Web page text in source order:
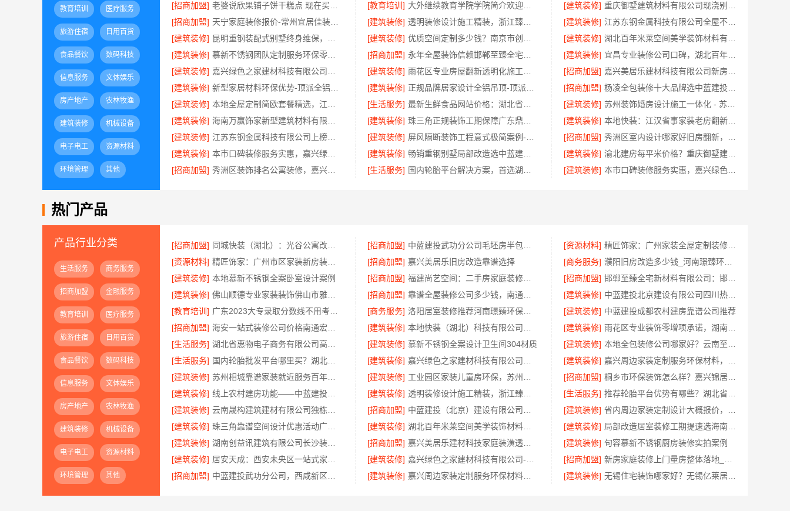
教育培训 医疗服务
旅游住宿 日用百货
食品餐饮 数码科技
信息服务 文体娱乐
房产地产 农林牧渔
建筑装修 机械设备
电子电工 资源材料
环境管理 其他
[招商加盟]
[教育培训] [建筑装修]
[招商加盟]
[建筑装修] [建筑装修]
江苏东钢金属科技有限公司全屋不锈钢定制生产商本地
[建筑装修]
[建筑装修] [建筑装修]
[建筑装修]
[招商加盟] [建筑装修]
宜昌专业装修公司口碑，湖北百年米莱空间美学装饰材料有限公司
[建筑装修]
[建筑装修] [招商加盟]
[建筑装修]
[建筑装修] [招商加盟]
杨凌全包装修十大品牌选中蓝建投（北京）建设有限公司武功分公司
[建筑装修]
[生活服务] [建筑装修]
苏州装饰婚房设计施工一体化 - 苏州兔哥哥智装新材料有限公司
[建筑装修]
[建筑装修] [建筑装修]
本地快装：江汉省事家装老房翻新，拎包入住
[建筑装修]
[建筑装修] [招商加盟]
[建筑装修]
[建筑装修] [建筑装修]
渝北建房每平米价格？重庆御墅建筑材料有限公司环保材料
[招商加盟]
[生活服务] [建筑装修]
热门产品
产品行业分类
生活服务 商务服务
招商加盟 金融服务
教育培训 医疗服务
旅游住宿 日用百货
食品餐饮 数码科技
信息服务 文体娱乐
房产地产 农林牧渔
建筑装修 机械设备
电子电工 资源材料
环境管理 其他
[招商加盟] [招商加盟] [资源材料]
精匠饰家：广州家装全屋定制装修专家
[资源材料]
[招商加盟] 嘉兴美居乐旧房改造靠谱选择 [商务服务]
濮阳旧房改造多少钱_河南璟臻环保建材有限公司
[建筑装修] 本地慕新不锈钢全案卧室设计案例 [招商加盟] [招商加盟]
邯郸至臻全宅新材料有限公司：邯郸装修新材料革新者
[建筑装修]
[招商加盟] [建筑装修]
中蓝建投北京建设有限公司四川热门重钢别墅价格详解
[教育培训]
[商务服务] [建筑装修] 中蓝建投成都农村建房靠谱公司推荐
[招商加盟]
[建筑装修] [建筑装修]
雨花区专业装饰零增项承诺，湖南创益讯建筑
[生活服务]
[建筑装修] 慕新不锈钢全案设计卫生间304材质 [建筑装修]
[生活服务]
[建筑装修] [建筑装修]
[建筑装修]
[建筑装修] [招商加盟]
[建筑装修]
[建筑装修] [生活服务]
[建筑装修]
[招商加盟] [建筑装修]
[建筑装修]
[建筑装修] [建筑装修]
局部改造居室装修工期提速选海南万赢饰家新型建筑材料有限公司
[建筑装修]
[招商加盟] [建筑装修] 句容慕新不锈钢厨房装修实拍案例
[建筑装修]
[建筑装修] [招商加盟]
[招商加盟]
[建筑装修] [建筑装修]